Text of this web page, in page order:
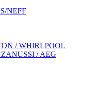
NEFF
/ WHIRLPOOL
/ AEG